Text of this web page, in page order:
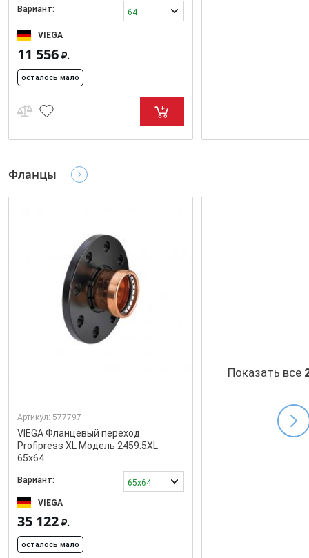
Вариант: 64
VIEGA
11 556 ₽.
осталось мало
Фланцы
Артикул: 577797
VIEGA Фланцевый переход
Profipress XL Модель 2459.5XL
65x64
Вариант: 65x64
VIEGA
35 122 ₽.
осталось мало
Показать все